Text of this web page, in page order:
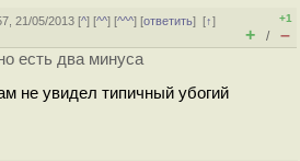
21/05/2013 [^] [^^] [^^^] [ответить][↑]
+1
+ / –
есть два минуса
не увидел типичный убогий